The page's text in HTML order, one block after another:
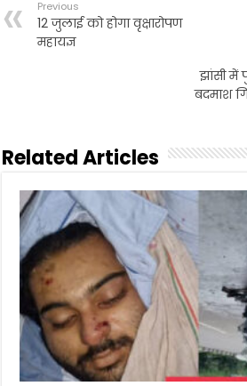
Previous
12 जुलाई को होगा वृक्षारोपण
महायज्ञ
झांसी में
बदमाश
Related Articles